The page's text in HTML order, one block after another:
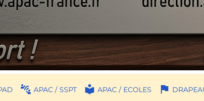
APAC / SSPT APAC / ECOLES